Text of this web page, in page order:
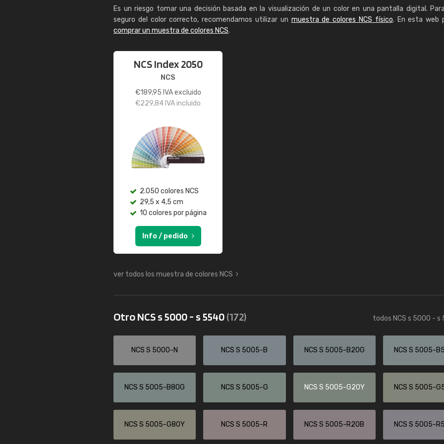
Es un riesgo tomar una decisión basada en la visualización de un color en una pantalla digital.
seguro del color correcto, recomendamos utilizar un muestra de colores NCS físico. En esta web
comprar un muestra de colores NCS.
NCS Index 2050
NCS
€189,95 IVA excluido
€229,84 IVA incluido
2.050 colores NCS
29,5 x 4,5 cm
10 colores por página
Info / pedido
ver todos los muestra de colores NCS
Otro NCS s 5000 - s 5540(172) todos NCS s 5000 - s
NCS S 5000-N NCS S 5005-B NCS S 5005-B20G NCS S 5005-
NCS S 5005-B80G NCS S 5005-G NCS S 5005-G20Y NCS S 5005-
NCS S 5005-G80Y NCS S 5005-R NCS S 5005-R20B NCS S 5005-